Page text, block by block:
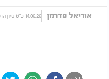
אוריאל פדרמן 14.06.26 כ"ט סיון התשפ"ו